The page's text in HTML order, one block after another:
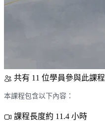
共有 11 位學員參與此課程
本課程包含以下內容：
課程長度約 11.4 小時